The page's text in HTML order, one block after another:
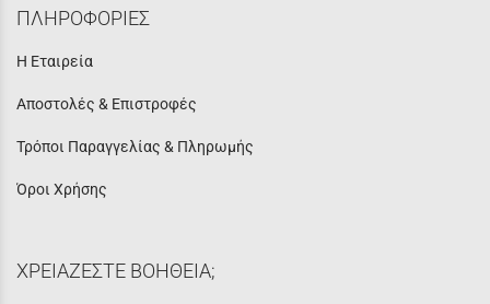
ΠΛΗΡΟΦΟΡΙΕΣ
Η Εταιρεία
Αποστολές & Επιστροφές
Τρόποι Παραγγελίας & Πληρωμής
Όροι Χρήσης
ΧΡΕΙΑΖΕΣΤΕ ΒΟΗΘΕΙΑ;